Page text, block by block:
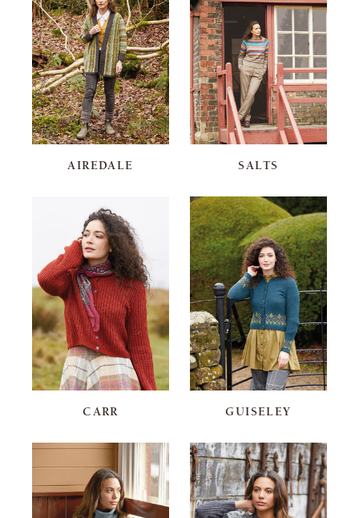
AIREDALE SALTS
CARR GUISELEY